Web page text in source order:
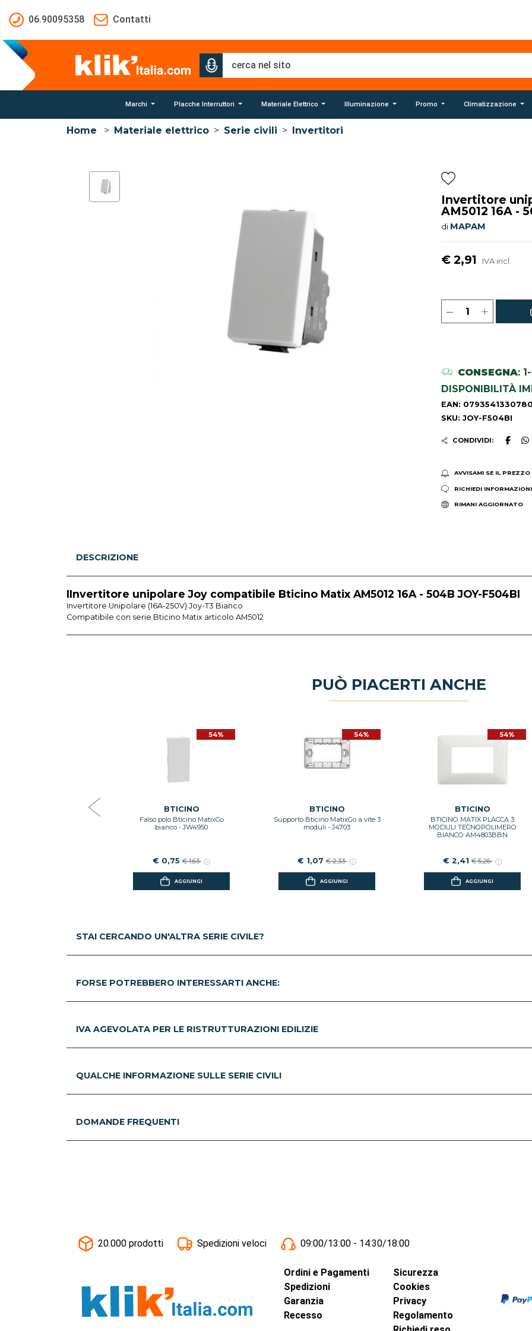
06.90095358
Contatti
Marchi Placche Interruttori Materiale Elettrico Illuminazione Promo Climatizzazione
Home > Materiale elettrico > Serie civili > Invertitori
Invertitore
AM5012 16A -
di MAPAM
€ 2,91 IVA incl.
CONSEGNA:
DISPONIBILITÀ
EAN: 0793541330780
SKU: JOY-F504BI
CONDIVIDI:
AVVISAMI SE IL PREZZO
RICHIEDI INFORMAZIONI
RIMANI AGGIORNATO
DESCRIZIONE
IInvertitore unipolare Joy compatibile Bticino Matix AM5012 16A - 504B JOY-F504BI
Invertitore Unipolare (16A-250V) Joy-T3 Bianco
Compatibile con serie Bticino Matix articolo AM5012
PUÒ PIACERTI ANCHE
54%
BTICINO
Falso polo Bticino MatixGo
bianco - JW4950
€ 0,75 € 1,63
AGGIUNGI
54%
BTICINO
Supporto Bticino MatixGo a vite 3
moduli - J4703
€ 1,07 € 2,33
AGGIUNGI
54%
BTICINO
BTICINO MATIX PLACCA 3
MODULI TECNOPOLIMERO
BIANCO AM4803BBN
€ 2,41 € 5,26
AGGIUNGI
STAI CERCANDO UN'ALTRA SERIE CIVILE?
FORSE POTREBBERO INTERESSARTI ANCHE:
IVA AGEVOLATA PER LE RISTRUTTURAZIONI EDILIZIE
QUALCHE INFORMAZIONE SULLE SERIE CIVILI
DOMANDE FREQUENTI
20.000 prodotti Spedizioni veloci 09:00/13:00 - 14:30/18:00
Ordini e Pagamenti
Spedizioni
Garanzia
Recesso
Sicurezza
Cookies
Privacy
Regolamento